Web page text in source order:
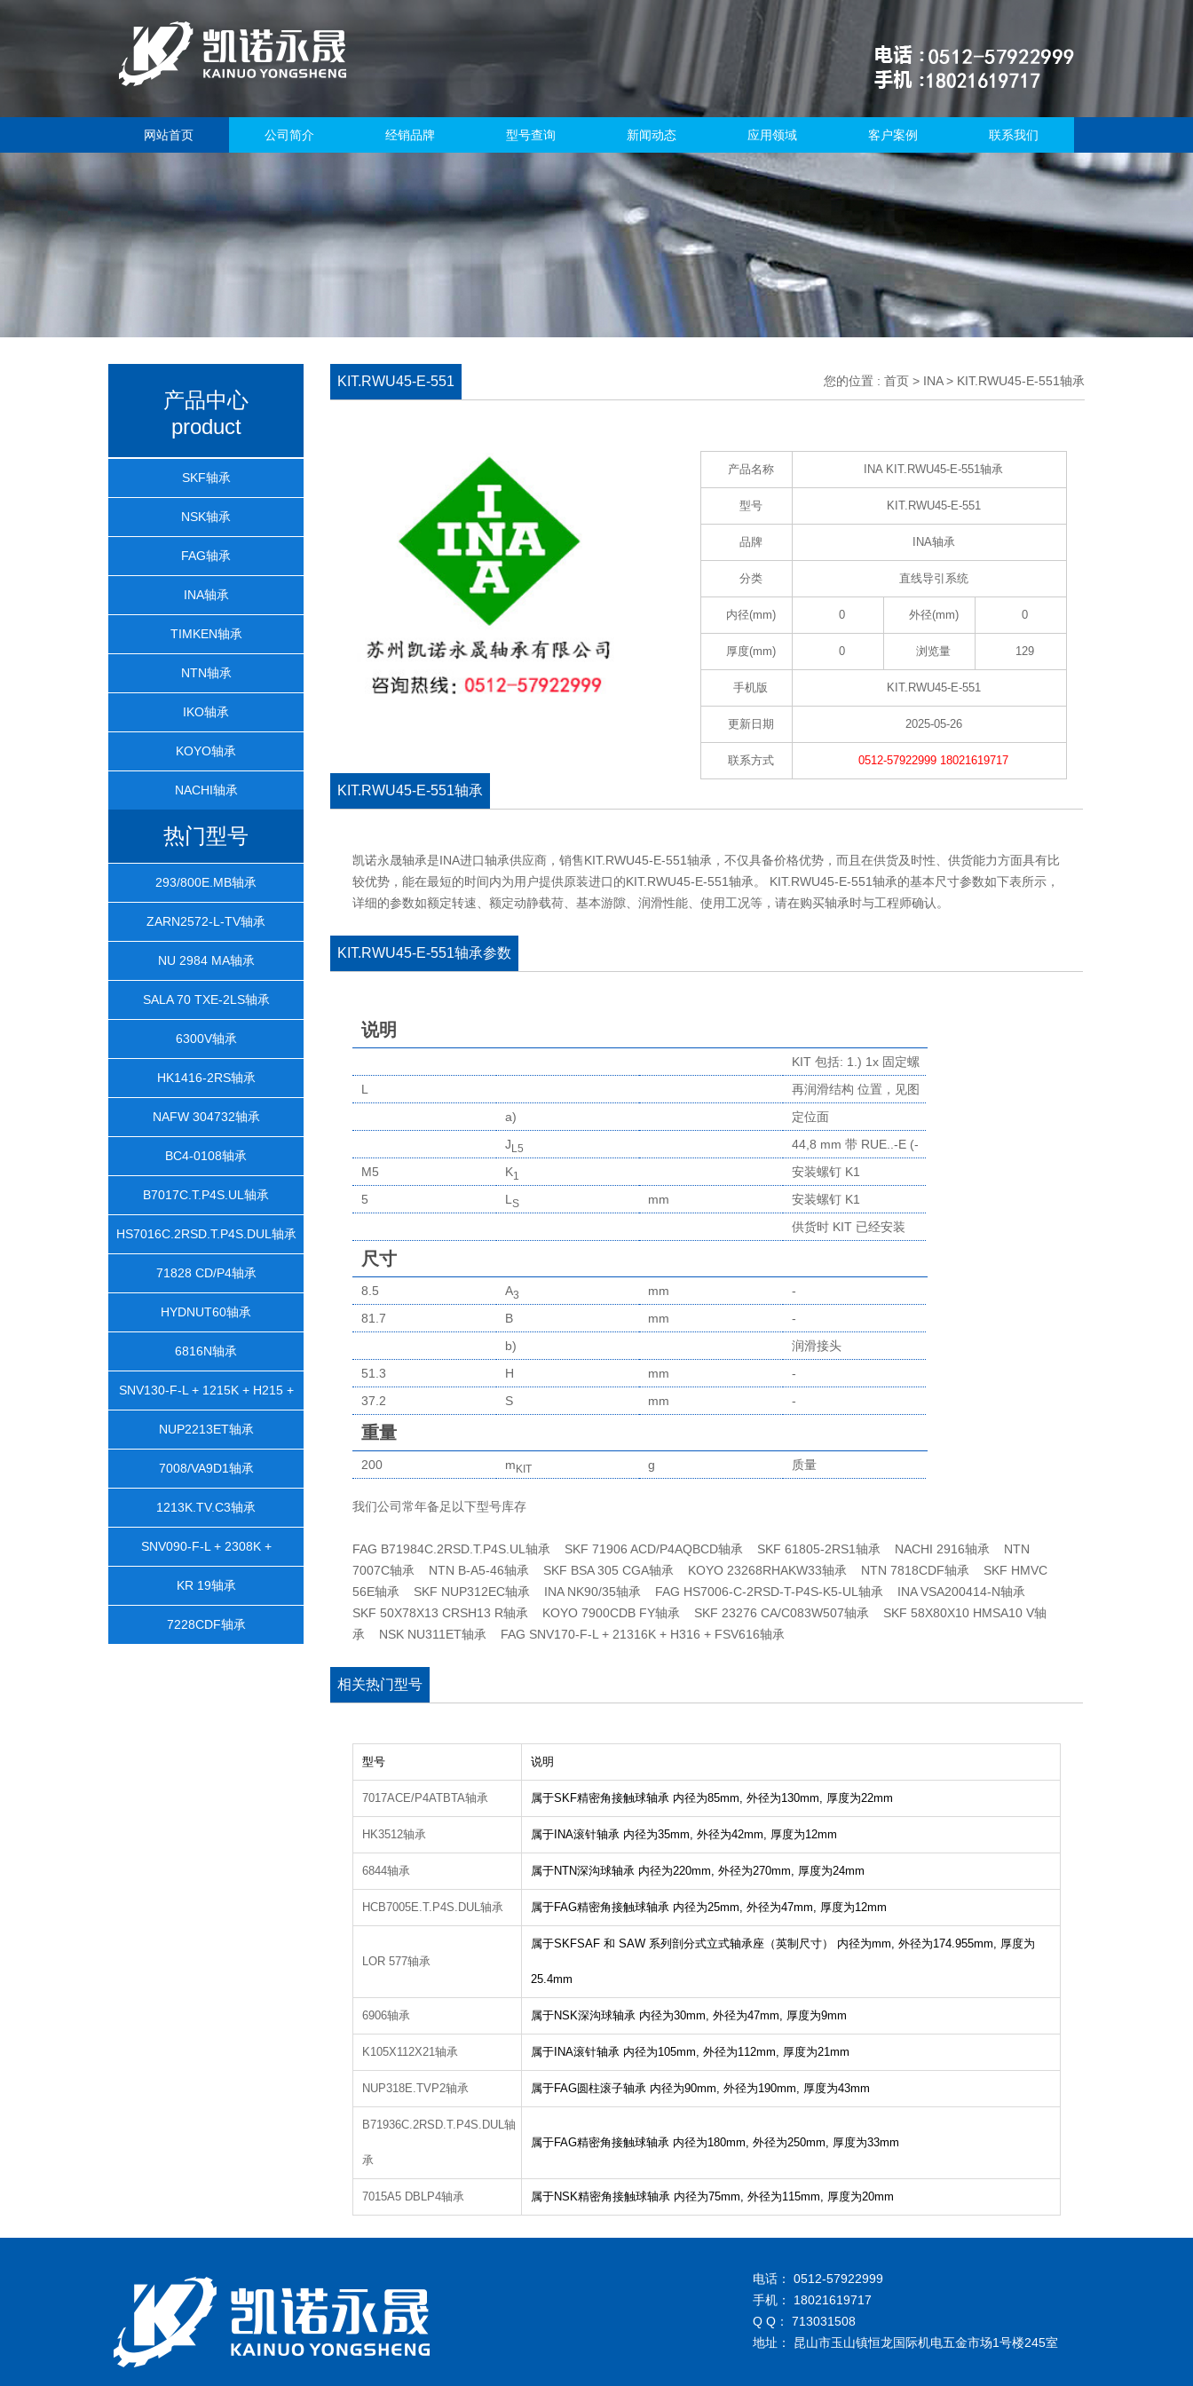
网站首页 公司简介 经销品牌 型号查询 新闻动态 应用领域 客户案例 联系我们
产品中心
product
SKF轴承
NSK轴承
FAG轴承
INA轴承
TIMKEN轴承
NTN轴承
IKO轴承
KOYO轴承
NACHI轴承
热门型号
293/800E.MB轴承
ZARN2572-L-TV轴承
NU 2984 MA轴承
SALA 70 TXE-2LS轴承
6300V轴承
HK1416-2RS轴承
NAFW 304732轴承
BC4-0108轴承
B7017C.T.P4S.UL轴承
HS7016C.2RSD.T.P4S.DUL轴承
71828 CD/P4轴承
HYDNUT60轴承
6816N轴承
SNV130-F-L + 1215K + H215 +
DH515轴承
NUP2213ET轴承
7008/VA9D1轴承
1213K.TV.C3轴承
SNV090-F-L + 2308K +
H2308X105 + TSV608X105轴承
KR 19轴承
7228CDF轴承
KIT.RWU45-E-551 您的位置 : 首页 > INA> KIT.RWU45-E-551轴承
产品名称 INA KIT.RWU45-E-551轴承
型号 KIT.RWU45-E-551
品牌 INA轴承
分类 直线导引系统
内径(mm) 0 外径(mm) 0
厚度(mm) 0 浏览量 129
手机版 KIT.RWU45-E-551
更新日期 2025-05-26
联系方式 0512-57922999 18021619717
KIT.RWU45-E-551轴承
凯诺永晟轴承是INA进口轴承供应商，销售KIT.RWU45-E-551轴承，不仅具备价格优势，而且在供货及时性、供货能力方面具有比
较优势，能在最短的时间内为用户提供原装进口的KIT.RWU45-E-551轴承。 KIT.RWU45-E-551轴承的基本尺寸参数如下表所示，
详细的参数如额定转速、额定动静载荷、基本游隙、润滑性能、使用工况等，请在购买轴承时与工程师确认。
KIT.RWU45-E-551轴承参数
说明
KIT 包括: 1.) 1x 固定螺
钉 K1 (2件) 2.) 1x端部
挡板，非接触 4.) 1x 端
部密封，接触，双唇，
黑色 5.) 2x 支撑板用于
端部密封 14.) 1x 最少润
滑剂量检测单元（接头
封，接触，单唇，红色
（材料 FPM，防腐介质
L
再润滑结构 位置，见图
a)
定位面
JL5
44,8 mm 带 RUE..-E (-
H) 61,8 mm 带 RUE..-
E-L (-HL)
M5 K1
安装螺钉 K1
5
L S mm
安装螺钉 K1
供货时 KIT 已经安装
尺寸
8.5 A3 mm
-
81.7
B mm
-
b)
润滑接头
51.3
H mm
-
37.2
S mm -
重量
200 mKIT g 质量
我们公司常年备足以下型号库存
FAG B71984C.2RSD.T.P4S.UL轴承 SKF 71906 ACD/P4AQBCD轴承 SKF 61805-2RS1轴承 NACHI 2916轴承 NTN
7007C轴承 NTN B-A5-46轴承 SKF BSA 305 CGA轴承 KOYO 23268RHAKW33轴承 NTN 7818CDF轴承 SKF HMVC
56E轴承 SKF NUP312EC轴承 INA NK90/35轴承 FAG HS7006-C-2RSD-T-P4S-K5-UL轴承 INA VSA200414-N轴承
SKF 50X78X13 CRSH13 R轴承 KOYO 7900CDB FY轴承 SKF 23276 CA/C083W507轴承 SKF 58X80X10 HMSA10 V轴
承 NSK NU311ET轴承 FAG SNV170-F-L + 21316K + H316 + FSV616轴承
相关热门型号
型号 说明
7017ACE/P4ATBTA轴承 属于SKF精密角接触球轴承 内径为85mm, 外径为130mm, 厚度为22mm
HK3512轴承 属于INA滚针轴承 内径为35mm, 外径为42mm, 厚度为12mm
6844轴承 属于NTN深沟球轴承 内径为220mm, 外径为270mm, 厚度为24mm
HCB7005E.T.P4S.DUL轴承 属于FAG精密角接触球轴承 内径为25mm, 外径为47mm, 厚度为12mm
LOR 577轴承
属于SKFSAF 和 SAW 系列剖分式立式轴承座（英制尺寸） 内径为mm, 外径为174.955mm, 厚度为
25.4mm
6906轴承 属于NSK深沟球轴承 内径为30mm, 外径为47mm, 厚度为9mm
K105X112X21轴承 属于INA滚针轴承 内径为105mm, 外径为112mm, 厚度为21mm
NUP318E.TVP2轴承 属于FAG圆柱滚子轴承 内径为90mm, 外径为190mm, 厚度为43mm
B71936C.2RSD.T.P4S.DUL轴
承
属于FAG精密角接触球轴承 内径为180mm, 外径为250mm, 厚度为33mm
7015A5 DBLP4轴承 属于NSK精密角接触球轴承 内径为75mm, 外径为115mm, 厚度为20mm
电话： 0512-57922999
手机： 18021619717
Q Q： 713031508
地址： 昆山市玉山镇恒龙国际机电五金市场1号楼245室